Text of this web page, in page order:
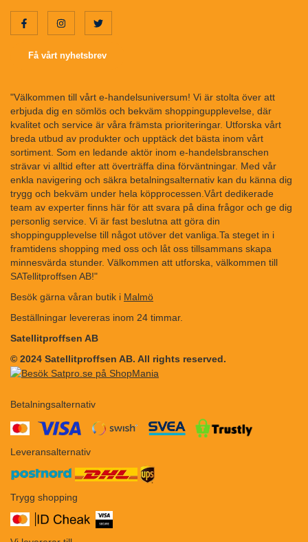
Få vårt nyhetsbrev
"Välkommen till vårt e-handelsuniversum! Vi är stolta över att
erbjuda dig en sömlös och bekväm shoppingupplevelse, där
kvalitet och service är våra främsta prioriteringar. Utforska vårt
breda utbud av produkter och upptäck det bästa inom vårt
sortiment. Som en ledande aktör inom e-handelsbranschen
strävar vi alltid efter att överträffa dina förväntningar. Med vår
enkla navigering och säkra betalningsalternativ kan du känna dig
trygg och bekväm under hela köpprocessen.Vårt dedikerade
team av experter finns här för att svara på dina frågor och ge dig
personlig service. Vi är fast beslutna att göra din
shoppingupplevelse till något utöver det vanliga.Ta steget in i
framtidens shopping med oss och låt oss tillsammans skapa
minnesvärda stunder. Välkommen att utforska, välkommen till
SATellitproffsen AB!"
Besök gärna våran butik i Malmö
Beställningar levereras inom 24 timmar.
Satellitproffsen AB
© 2024 Satellitproffsen AB. All rights reserved.
Betalningsalternativ
Leveransalternativ
Trygg shopping